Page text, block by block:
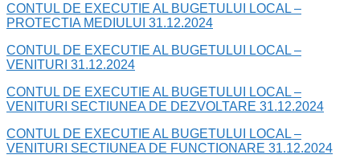
CONTUL DE EXECUTIE AL BUGETULUI LOCAL –
PROTECTIA MEDIULUI 31.12.2024
CONTUL DE EXECUTIE AL BUGETULUI LOCAL –
VENITURI 31.12.2024
CONTUL DE EXECUTIE AL BUGETULUI LOCAL –
VENITURI SECTIUNEA DE DEZVOLTARE 31.12.2024
CONTUL DE EXECUTIE AL BUGETULUI LOCAL –
VENITURI SECTIUNEA DE FUNCTIONARE 31.12.2024